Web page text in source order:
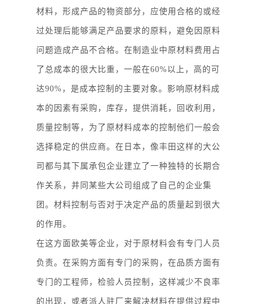
材料，形成产品的物资部分，应使用合格的或经
过处理后能够满足产品要求的原料，避免因原料
问题造成产品不合格。在制造业中原材料费用占
了总成本的很大比重，一般在60%以上，高的可
达90%，是成本控制的主要对象。影响原材料成
本的因素有采购，库存，提供消耗，回收利用，
质量控制等，为了原材料成本的控制他们一般会
选择稳定的供应商。在日本，像丰田这样的大公
司都与其下属承包企业建立了一种独特的长期合
作关系，并同某些大公司组成了自己的企业集
团。材料控制与否对于决定产品的质量起到很大
的作用。
在这方面欧美等企业，对于原材料会有专门人员
负责。在采购方面有专门的采购，在品质方面有
专门的工程师，检验人员控制，这样减少不良率
的出现，或者派人驻厂来解决材料在提供过程中